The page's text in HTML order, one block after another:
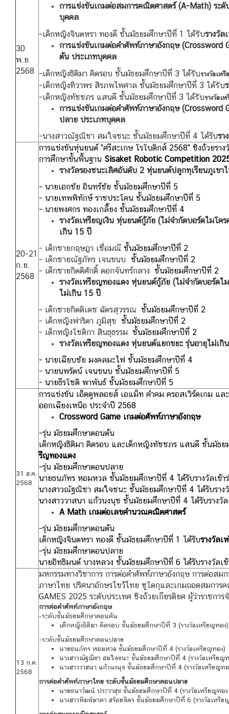
30
พ.ย.
2568
การแข่งขันเกมต่อสมการคณิตศาสตร์(A-Math) ระดั
บุคคล
-เด็กหญิงจินตหรา ทองดี ชั้นมัธยมศึกษาปีที่ 1 ได้รับรางวัล
การแข่งขันเกมต่อคำศัพท์ภาษาอังกฤษ(Crossword
ต้น ประเภทบุคคล
-เด็กหญิงธิติมา คิดรอบ ชั้นมัธยมศึกษาปีที่ 3 ได้รับรางวัลเห
-เด็กหญิงทิวาพร สิรภพไพศาล ชั้นมัธยมศึกษาปีที่ 3 ได้รับ
-เด็กหญิงทัชชภร แสนดี ชั้นมัธยมศึกษาปีที่ 3 ได้รับรางวัลเ
การแข่งขันเกมต่อคำศัพท์ภาษาอังกฤษ(Crossword
ปลาย ประเภทบุคคล
-นางสาวณัฐณิชา สมใจชนะ ชั้นมัธยมศึกษาปีที่ 4 ได้รับรา
20-21
ก.ย.
2568
การแข่งขันหุ่นยนต์ "ศรีสะเกษ โรโบติกส์ 2568" ชิงถ้วยราง
การศึกษาขั้นพื้นฐาน Sisaket Robotic Competition
รางวัลรองชนะเลิศอันดับ 2 หุ่นยนต์ปลูกทุเรียนภูเขา
- นายเอกชัย อินทร์ชัย ชั้นมัธยมศึกษาปีที่ 5
- นายเทพพิทักษ์ ราชประโคน ชั้นมัธยมศึกษาปีที่ 5
- นายพงศกร ทองเกลี้ยง ชั้นมัธยมศึกษาปีที่ 4
รางวัลเหรียญเงิน หุ่นยนต์กู้ภัย (ไม่จำกัดบอร์ดไมโค
เกิน 15 ปี
- เด็กชายกฤษฎา เชื่อมณี ชั้นมัธยมศึกษาปีที่ 2
- เด็กชายณัฐภัทร เจนขนบ ชั้นมัธยมศึกษาปีที่ 2
- เด็กชายกิตติศักดิ์ ดอกจันทร์กลาง ชั้นมัธยมศึกษาปีที่ 2
รางวัลเหรียญทองแดง หุ่นยนต์กู้ภัย (ไม่จำกัดบอร์ดไ
ไม่เกิน 15 ปี
- เด็กชายกิตติเดช ฉัตรสุวรรณ ชั้นมัธยมศึกษาปีที่ 2
- เด็กหญิงฟาริตา ภูมิสุข ชั้นมัธยมศึกษาปีที่ 2
- เด็กหญิงโชติกา สินธุธรรม ชั้นมัธยมศึกษาปีที่ 2
รางวัลเหรียญทองแดง หุ่นยนต์แยกขยะ รุ่นอายุไม่เ
- นายเฉียบชัย มงคลมะไฟ ชั้นมัธยมศึกษาปีที่ 4
- นายนพรัตน์ เจนขนบ ชั้นมัธยมศึกษาปีที่ 5
- นายธีรโชติ พาพันธ์ ชั้นมัธยมศึกษาปีที่ 5
31 ส.ค.
2568
การแข่งขัน เอ็ดดูพลอยส์ เอแม็ท คำคม ครอสเวิร์ดเกม แ
ออกเฉียงเหนือ ประจำปี 2568
Crossword Game เกมต่อศัพท์ภาษาอังกฤษ
-รุ่น มัธยมศึกษาตอนต้น
เด็กหญิงธิติมา คิดรอบ และเด็กหญิงทัชชภร แสนดี ชั้นมัธย
รีญทองแดง
-รุ่น มัธยมศึกษาตอนปลาย
นายธนภัทร หอมหวล ชั้นมัธยมศึกษาปีที่ 4 ได้รับรางวัลเข้า
นางสาวณัฐณิชา สมใจชนะ ชั้นมัธยมศึกษาปีที่ 4 ได้รับราง
นางสาววาสนา แก้วนงนุช ชั้นมัธยมศึกษาปีที่ 4 ได้รับรางวัล
A Math เกมต่อเลขคำนวณคณิตศาสตร์
-รุ่น มัธยมศึกษาตอนต้น
เด็กหญิงจินตหรา ทองดี ชั้นมัธยมศึกษาปีที่ 1 ได้รับรางวัลเ
-รุ่น มัธยมศึกษาตอนปลาย
นายอิทธิมนต์ บางหลวง ชั้นมัธยมศึกษาปีที่ 6 ได้รับรางวัลเข้
13 ก.ค.
2568
มหกรรมทางวิชาการ การต่อคําศัพท์ภาษาอังกฤษ การต่อสม
ภาษาไทย ปริศนาอักษรไขว้ไทย ซูโดกุและเกมถอดสมการ
GAMES 2025 ระดับประเทศ ชิงถ้วยเกียรติยศ ผู้ว่าราชการ
การต่อคําศัพท์ภาษาอังกฤษ
-ระดับชั้นมัธยมศึกษาตอนต้น
เด็กหญิงธิติมา คิดรอบ ชั้นมัธยมศึกษาปีที่ 3 (รางวัลเหรียญทอง)
-ระดับชั้นมัธยมศึกษาตอนปลาย
นายธนภัทร หอมหวล ชั้นมัธยมศึกษาปีที่ 4 (รางวัลเหรียญทอง)
นางสาวณัฐณิชา สมใจชนะ ชั้นมัธยมศึกษาปีที่ 4 (รางวัลเหรียญ
นางสาววาสนา แก้วนงนุช ชั้นมัธยมศึกษาปีที่ 4 (รางวัลเหรียญท
การต่อคําศัพท์ภาษาไทย ระดับชั้นมัธยมศึกษาตอนปลาย
นายธนาวัฒน์ ประวาสุข ชั้นมัธยมศึกษาปีที่ 4 (รางวัลเหรียญทอ
นางสาวพิมพ์มาดา สร้อยจิตร ชั้นมัธยมศึกษาปีที่ 6 (รางวัลเหรีย